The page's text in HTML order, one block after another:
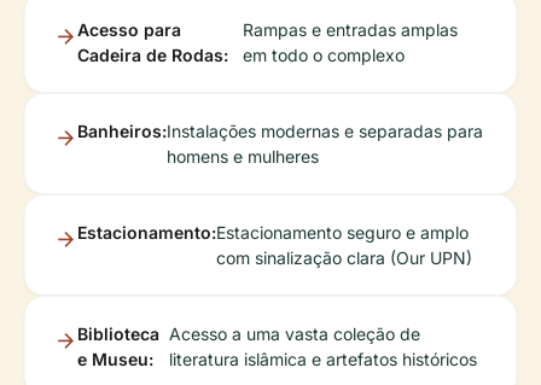
Acesso para
Cadeira de Rodas:
Rampas e entradas amplas
em todo o complexo
Banheiros:Instalações modernas e separadas para
homens e mulheres
Estacionamento:Estacionamento seguro e amplo
com sinalização clara (Our UPN)
Biblioteca
e Museu:
Acesso a uma vasta coleção de
literatura islâmica e artefatos históricos